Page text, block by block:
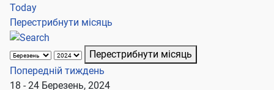
Today
Перестрибнути місяць
Перестрибнути місяць
Попередній тиждень
18 - 24 Березень, 2024